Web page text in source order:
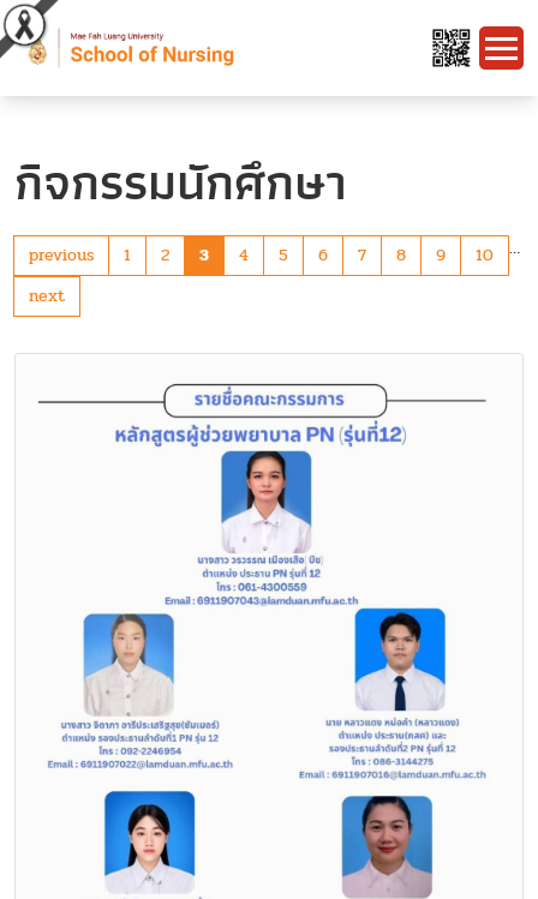
กิจกรรมนักศึกษา
previous 1 2 3 4 5 6 7 8 9 10
…
next